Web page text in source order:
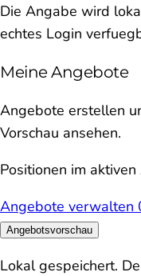
Die Angabe wird
echtes Login
Meine Angebote
Angebote erstellen
Vorschau ansehen.
Positionen im
Angebote verwalten
Angebotsvorschau
Lokal gespeichert.